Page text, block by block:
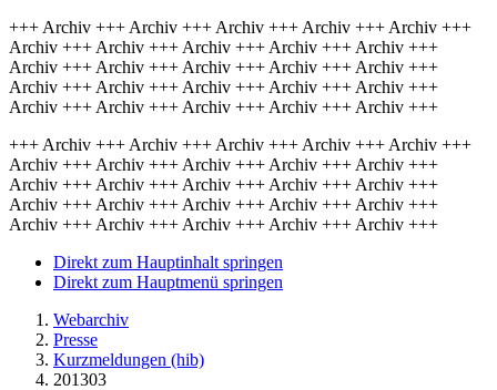
+++ Archiv +++ Archiv +++ Archiv +++ Archiv +++ Archiv +++
Archiv +++ Archiv +++ Archiv +++ Archiv +++ Archiv +++
Archiv +++ Archiv +++ Archiv +++ Archiv +++ Archiv +++
Archiv +++ Archiv +++ Archiv +++ Archiv +++ Archiv +++
Archiv +++ Archiv +++ Archiv +++ Archiv +++ Archiv +++
+++ Archiv +++ Archiv +++ Archiv +++ Archiv +++ Archiv +++
Archiv +++ Archiv +++ Archiv +++ Archiv +++ Archiv +++
Archiv +++ Archiv +++ Archiv +++ Archiv +++ Archiv +++
Archiv +++ Archiv +++ Archiv +++ Archiv +++ Archiv +++
Archiv +++ Archiv +++ Archiv +++ Archiv +++ Archiv +++
Direkt zum Hauptinhalt springen
Direkt zum Hauptmenü springen
Webarchiv
Presse
Kurzmeldungen (hib)
201303